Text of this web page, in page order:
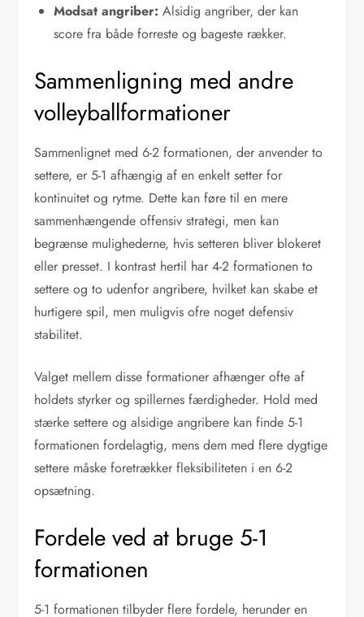
Modsat angriber: Alsidig angriber, der kan
score fra både forreste og bageste rækker.
Sammenligning med andre
volleyballformationer
Sammenlignet med 6-2 formationen, der anvender to
settere, er 5-1 afhængig af en enkelt setter for
kontinuitet og rytme. Dette kan føre til en mere
sammenhængende offensiv strategi, men kan
begrænse mulighederne, hvis setteren bliver blokeret
eller presset. I kontrast hertil har 4-2 formationen to
settere og to udenfor angribere, hvilket kan skabe et
hurtigere spil, men muligvis ofre noget defensiv
stabilitet.
Valget mellem disse formationer afhænger ofte af
holdets styrker og spillernes færdigheder. Hold med
stærke settere og alsidige angribere kan finde 5-1
formationen fordelagtig, mens dem med flere dygtige
settere måske foretrækker fleksibiliteten i en 6-2
opsætning.
Fordele ved at bruge 5-1
formationen
5-1 formationen tilbyder flere fordele, herunder en